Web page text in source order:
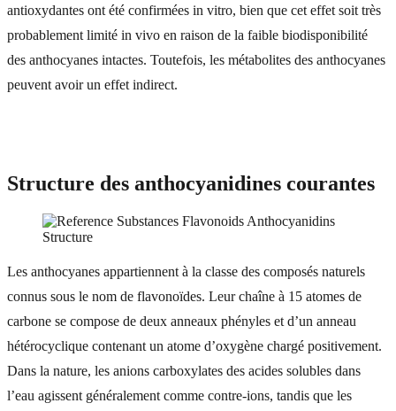
antioxydantes ont été confirmées in vitro, bien que cet effet soit très
probablement limité in vivo en raison de la faible biodisponibilité
des anthocyanes intactes. Toutefois, les métabolites des anthocyanes
peuvent avoir un effet indirect.
Structure des anthocyanidines courantes
Les anthocyanes appartiennent à la classe des composés naturels
connus sous le nom de flavonoïdes. Leur chaîne à 15 atomes de
carbone se compose de deux anneaux phényles et d’un anneau
hétérocyclique contenant un atome d’oxygène chargé positivement.
Dans la nature, les anions carboxylates des acides solubles dans
l’eau agissent généralement comme contre-ions, tandis que les